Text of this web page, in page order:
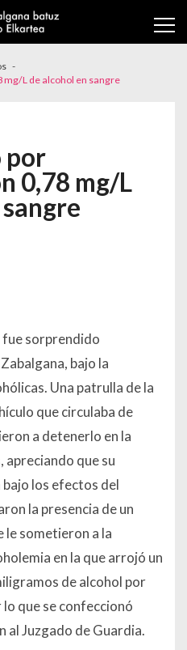
mg/L de alcohol en sangre
por
0,78 mg/L
fue sorprendido
bajo la
Una patrulla de la
que circulaba de
a detenerlo en la
apreciando que su
los efectos del
la presencia de un
le sometieron a la
en la que arrojó un
de alcohol por
que se confeccionó
al Juzgado de Guardia.